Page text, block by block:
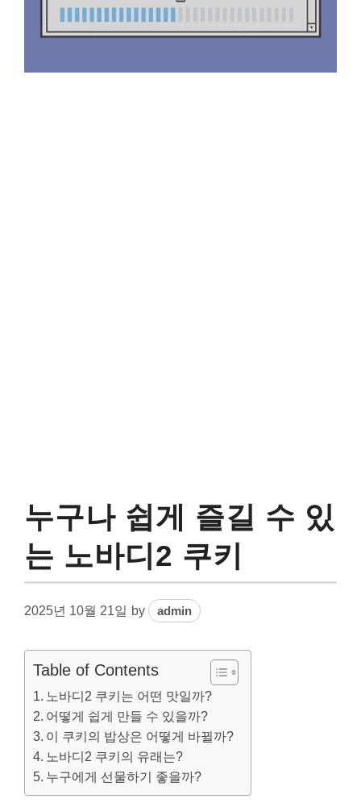
누구나 쉽게 즐길 수 있
는 노바디2 쿠키
2025년 10월 21일 by admin
Table of Contents
노바디2 쿠키는 어떤 맛일까?
어떻게 쉽게 만들 수 있을까?
이 쿠키의 밥상은 어떻게 바뀔까?
노바디2 쿠키의 유래는?
누구에게 선물하기 좋을까?